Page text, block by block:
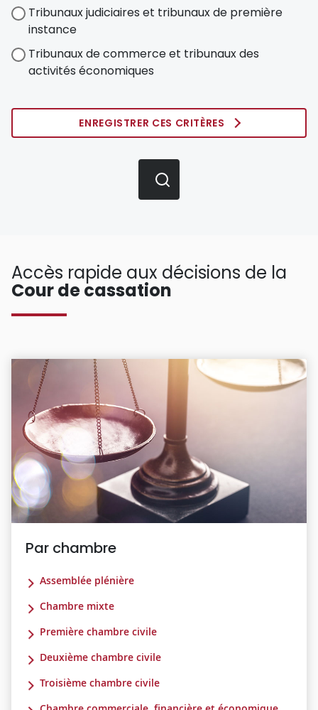
Tribunaux judiciaires et tribunaux de première
instance
Tribunaux de commerce et tribunaux des
activités économiques
ENREGISTRER CES CRITÈRES
Accès rapide aux décisions de la
Cour de cassation
Par chambre
Assemblée plénière
Chambre mixte
Première chambre civile
Deuxième chambre civile
Troisième chambre civile